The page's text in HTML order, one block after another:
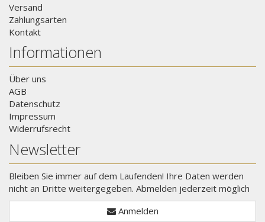
Versand
Zahlungsarten
Kontakt
Informationen
Über uns
AGB
Datenschutz
Impressum
Widerrufsrecht
Newsletter
Bleiben Sie immer auf dem Laufenden! Ihre Daten werden
nicht an Dritte weitergegeben. Abmelden jederzeit möglich
Anmelden